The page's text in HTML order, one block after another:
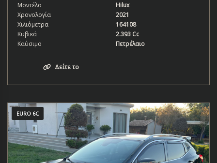
Μοντέλο
Hilux
Χρονολογία
2021
Χιλιόμετρα
164108
Κυβικά
2.393 Cc
Καύσιμο
Πετρέλαιο
Δείτε το
EURO 6C